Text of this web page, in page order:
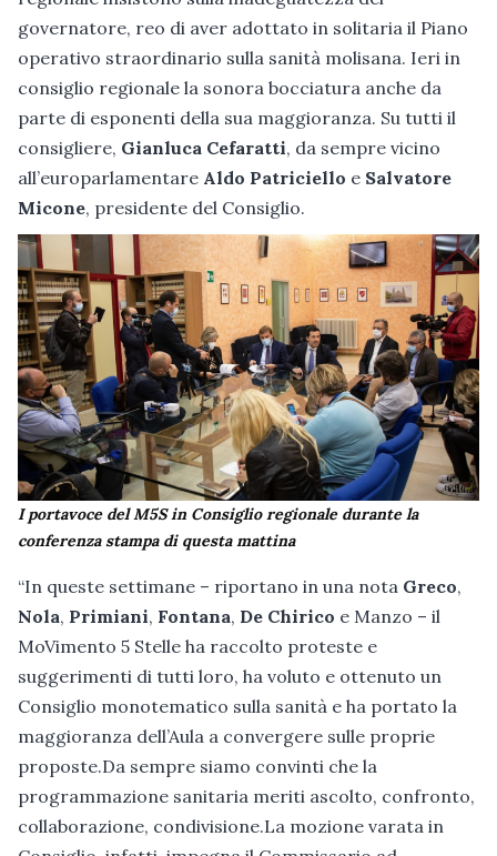
governatore, reo di aver adottato in solitaria il Piano
operativo straordinario sulla sanità molisana. Ieri in
consiglio regionale la sonora bocciatura anche da
parte di esponenti della sua maggioranza. Su tutti il
consigliere, Gianluca Cefaratti, da sempre vicino
all’europarlamentare Aldo Patriciello e Salvatore
Micone, presidente del Consiglio.
I portavoce del M5S in Consiglio regionale durante la
conferenza stampa di questa mattina
“In queste settimane – riportano in una nota Greco,
Nola, Primiani, Fontana, De Chirico e Manzo – il
MoVimento 5 Stelle ha raccolto proteste e
suggerimenti di tutti loro, ha voluto e ottenuto un
Consiglio monotematico sulla sanità e ha portato la
maggioranza dell’Aula a convergere sulle proprie
proposte.Da sempre siamo convinti che la
programmazione sanitaria meriti ascolto, confronto,
collaborazione, condivisione.La mozione varata in